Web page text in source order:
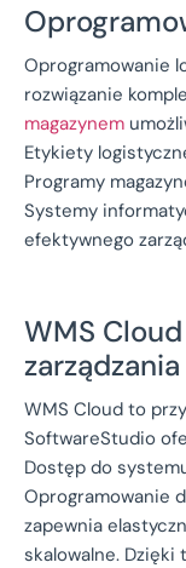
Oprogramowanie
rozwiązanie
magazynem
Etykiety
Programy
Systemy
efektywnego
WMS
WMS Cloud to
SoftwareStudio
Dostęp do
Oprogramowanie
zapewnia
skalowalne. Dzięki